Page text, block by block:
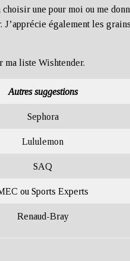
choisir une pour moi ou me
J’apprécie également les
ma liste Wishtender.
Autres suggestions
Sephora
Lululemon
SAQ
ou Sports Experts
Renaud-Bray